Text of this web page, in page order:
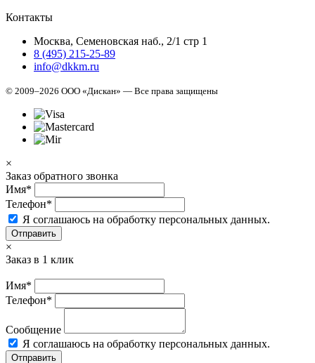
Контакты
Москва, Семеновская наб., 2/1 стр 1
8 (495) 215-25-89
info@dkkm.ru
© 2009–2026 ООО «Дискан» — Все права защищены
×
Заказ обратного звонка
Имя*
Телефон*
Я соглашаюсь на обработку персональных данных.
Отправить
×
Заказ в 1 клик
Имя*
Телефон*
Сообщение
Я соглашаюсь на обработку персональных данных.
Отправить